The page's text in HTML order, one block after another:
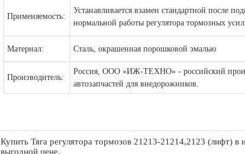
Применяемость:
Устанавливается взамен стандартной после
нормальной работы регулятора тормозных
Материал: Сталь, окрашенная порошковой эмалью
Производитель:
Россия, ООО «ИЖ-ТЕХНО» - российский
автозапчастей для внедорожников.
Купить Тяга регулятора тормозов 21213-21214,2123 (лифт)
выгодной цене.